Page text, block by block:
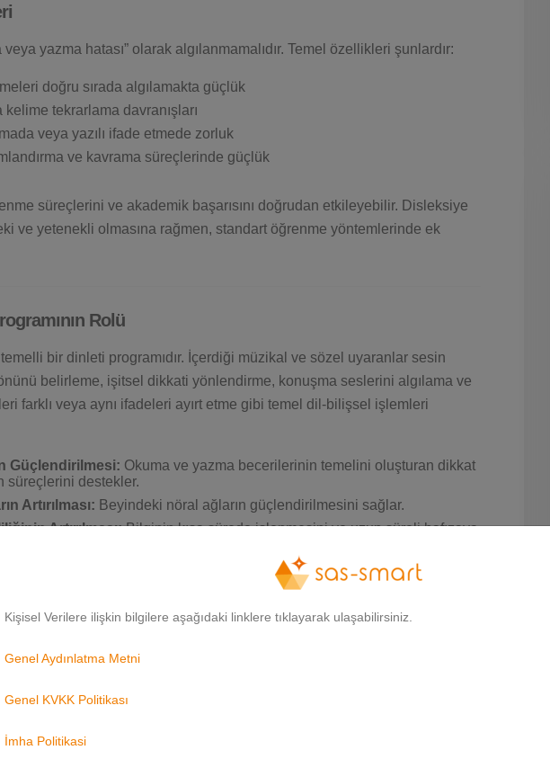
yazma hatası” olarak algılanmamalıdır. Temel özellikleri şunlardır:
doğru sırada algılamakta güçlük
kelime tekrarlama davranışları
veya yazılı ifade etmede zorluk
ve kavrama süreçlerinde güçlük
süreçlerini ve akademik başarısını doğrudan etkileyebilir. Disleksiye
ve yetenekli olmasına rağmen, standart öğrenme yöntemlerinde ek
Rolü
bir dinleti programıdır. İçerdiği müzikal ve sözel uyaranlar sesin
belirleme, işitsel dikkati yönlendirme, konuşma seslerini algılama ve
farklı veya aynı ifadeleri ayırt etme gibi temel dil-bilişsel işlemleri
Güçlendirilmesi: Okuma ve yazma becerilerinin temelini oluşturan dikkat
süreçlerini destekler.
Artırılması: Beyindeki nöral ağların güçlendirilmesini sağlar.
Artırılması:Bilginin kısa sürede işlenmesini ve uzun süreli hafızaya
Becerilerinin Desteklenmesi:
Harf, kelime ve cümle düzeyinde bilgi
geliştirir, okuduğunu anlama ve yazılı ifade süreçlerini iyileştirir.
doğrultusunda yapılandırılan SAS Smart Dinleti Programları, beyinde
temel oluşturan zamansal ses işleme süreçlerinin ve ilgili
kolaylaştırarak beyin alanları ve hemisferler arasındaki nöral
becerilerini geliştirmeye yönelik eğitim ve terapi süreçlerini de güçlü bir
Kişisel Verilere ilişkin bilgilere aşağıdaki linklere tıklayarak ulaşabilirsiniz.
Genel Aydınlatma Metni
Genel KVKK Politikası
İmha Politikasi